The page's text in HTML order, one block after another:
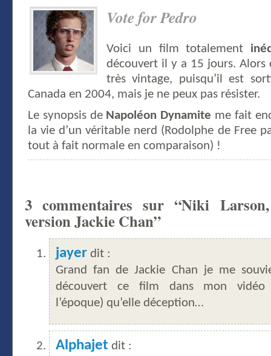
Vote for Pedro
Voici un film totalement
découvert il y a 15 jours. Alors
très vintage, puisqu’il est
Canada en 2004, mais je ne peux pas résister.
Le synopsis de Napoléon Dynamite me fait
la vie d’un véritable nerd (Rodolphe de Free
tout à fait normale en comparaison) !
3 commentaires sur “Niki
version Jackie Chan”
jayer dit :
Grand fan de Jackie Chan je me
découvert ce film dans mon
l’époque) qu’elle déception…
Alphajet dit :